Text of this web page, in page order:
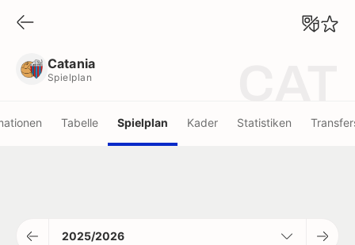
Catania
Spielplan
Tabelle Spielplan Kader Statistiken
2025/2026